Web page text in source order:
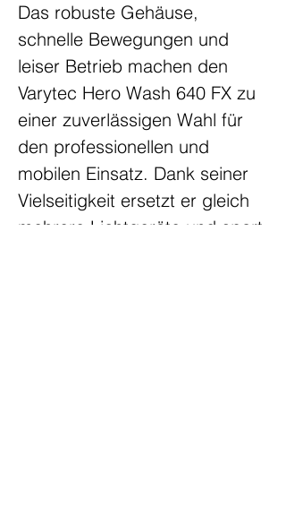
Das robuste Gehäuse,
schnelle Bewegungen und
leiser Betrieb machen den
Varytec Hero Wash 640 FX zu
einer zuverlässigen Wahl für
den professionellen und
mobilen Einsatz. Dank seiner
Vielseitigkeit ersetzt er gleich
mehrere Lichtgeräte und spart